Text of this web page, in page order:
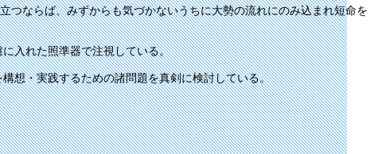
ならば、みずからも気づかないうちに大勢の流れにのみ込まれ短命を
入れた照準器で注視している。
想・実践するための諸問題を真剣に検討している。